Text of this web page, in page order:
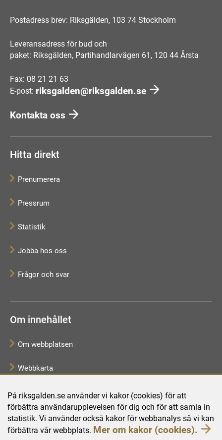
På riksgalden.se använder vi kakor (cookies) för att
förbättra användarupplevelsen för dig och för att samla in
statistik. Vi använder också kakor för webbanalys så vi kan
förbättra vår webbplats. Mer om kakor (cookies).
Postadress brev: Riksgälden, 103 74 Stockholm
Leveransadress för bud och
paket: Riksgälden, Partihandlarvägen 61, 120 44 Årsta
Fax: 08 21 21 63
E-post: riksgalden@riksgalden.se
Kontakta oss
Hitta direkt
Prenumerera
Pressrum
Statistik
Jobba hos oss
Frågor och svar
Om innehållet
Om webbplatsen
Webbkarta
Tillgänglighetsredogörelse
Behandling av personuppgifter